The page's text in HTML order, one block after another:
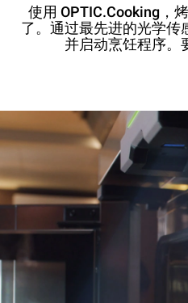
使用 OPTIC.Cooking，
了。通过最先进的光学传
并启动烹饪程序。